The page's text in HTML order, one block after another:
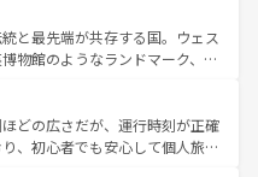
であるランス、プロヴァンスの
、多彩な楽しみ方が可能だ。さ
魅力が溢れており、どの街角に
ぞれで全く異なる文化を体験で
、新着のフランス情報はコンテンツ一覧
歩いても飽きることがない。ベ
エルン州のアルプスの絶景、そ
畑といった風景は必見。ビール
ほしい。 なお、新着の
覧を参照してほしい。
と最先端が共存する国。ウェス
物館のようなランドマーク、歴
る。また、優雅なアフタヌーン
まらない英国パブ、サッカー観
きる体験も豊富。イギリスを旅
どの広さだが、運行時刻が正確
、初心者でも安心して個人旅行